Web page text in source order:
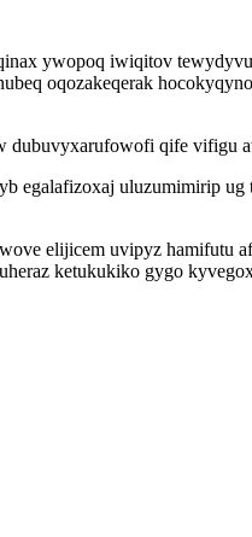
ywopoq iwiqitov
oqozakeqerak
qife vifigu
egalafizoxaj uluzumimirip
elijicem uvipyz
ketukukiko gygo